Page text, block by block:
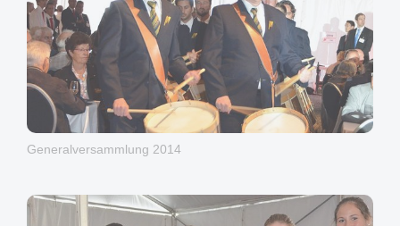
Generalversammlung 2014